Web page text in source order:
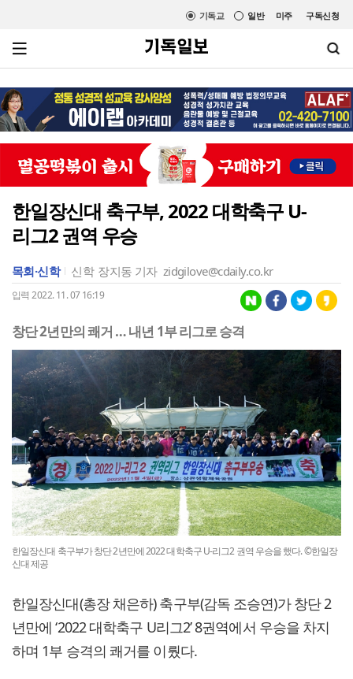
미주 구독신청
일반
기독교
한일장신대 축구부, 2022 대학축구 U-
리그2 권역 우승
목회·신학 신학 장지동 기자 zidgilove@cdaily.co.kr
입력 2022. 11. 07 16:19
창단 2년만의 쾌거 … 내년 1부 리그로 승격
한일장신대 축구부가 창단 2년만에 2022 대학축구 U-리그2 권역 우승을 했다. ©한일장
신대 제공
한일장신대(총장 채은하) 축구부(감독 조승연)가 창단 2
년만에 ‘2022 대학축구 U리그2’ 8권역에서 우승을 차지
하며 1부 승격의 쾌거를 이뤘다.